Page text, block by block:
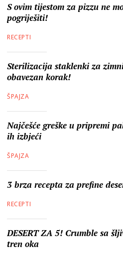
S ovim tijestom za pizzu ne
pogriješiti!
RECEPTI
Sterilizacija staklenki za
obavezan korak!
ŠPAJZA
Najčešće greške u pripremi
ih izbjeći
ŠPAJZA
3 brza recepta za prefine
RECEPTI
DESERT ZA 5! Crumble sa
tren oka